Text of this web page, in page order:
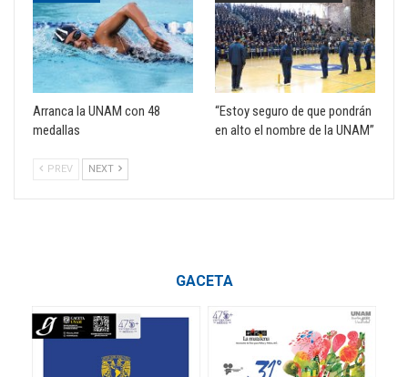
Arranca la UNAM con 48
medallas
“Estoy seguro de que pondrán
en alto el nombre de la UNAM”
PREV NEXT
GACETA